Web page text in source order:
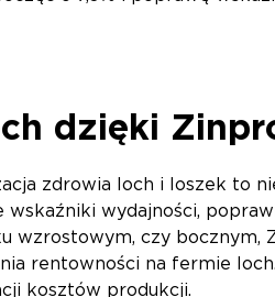
dzięki
zdrowia loch i loszek to
wskaźniki wydajności,
wzrostowym, czy bocznym,
rentowności na fermie
kosztów produkcji.